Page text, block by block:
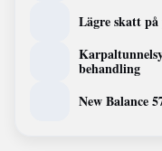
Lägre skatt
behandling
New Balance